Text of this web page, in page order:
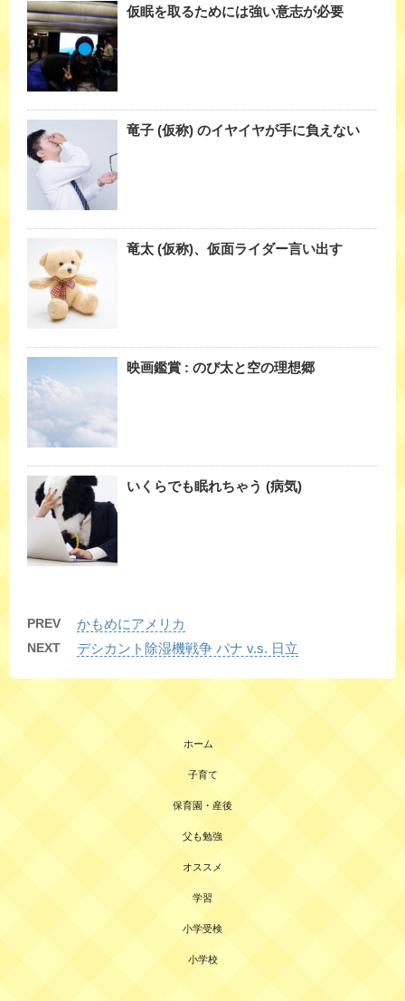
仮眠を取るためには強い意志が必要
竜子 (仮称) のイヤイヤが手に負えない
竜太 (仮称)、仮面ライダー言い出す
映画鑑賞 : のび太と空の理想郷
いくらでも眠れちゃう (病気)
PREV かもめにアメリカ
NEXT デシカント除湿機戦争 パナ v.s. 日立
ホーム
子育て
保育園・産後
父も勉強
オススメ
学習
小学受検
小学校